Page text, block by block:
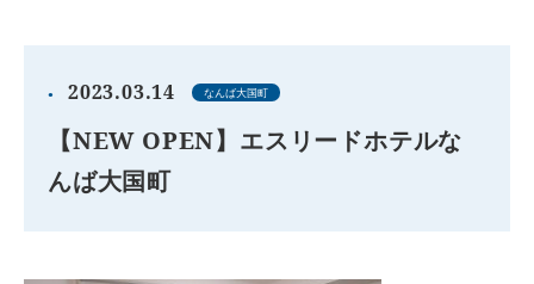
2023.03.14 なんば大国町
【NEW OPEN】エスリードホテルな
んば大国町